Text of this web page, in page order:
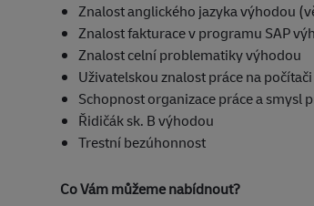
Znalost anglického jazyka výhodou
Znalost fakturace v programu SAP
Znalost celní problematiky výhodou
Uživatelskou znalost práce na počítači
Schopnost organizace práce a smysl
Řidičák sk. B výhodou
Trestní bezúhonnost
Co Vám můžeme nabídnout?